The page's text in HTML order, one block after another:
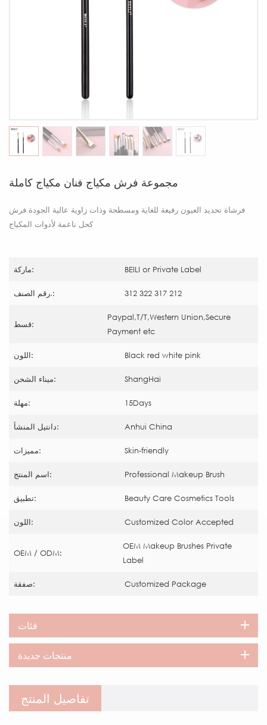
مجموعة فرش مكياج فنان مكياج كاملة
فرشاة تحديد العيون رفيعة للغاية ومسطحة وذات زاوية عالية الجودة فرش
كحل ناعمة لأدوات المكياج
ماركة: BEILI or Private Label
رقم الصنف.: 312 322 317 212
قسط:
Paypal,T/T,Western Union,Secure
Payment etc
اللون: Black red white pink
ميناء الشحن: ShangHai
مهلة: 15Days
دانتيل المنشأ: Anhui China
مميزات: Skin-friendly
اسم المنتج: Professional Makeup Brush
تطبيق: Beauty Care Cosmetics Tools
اللون: Customized Color Accepted
OEM / ODM:
OEM Makeup Brushes Private
Label
صفقة: Customized Package
فئات
منتجات جديدة
تفاصيل المنتج